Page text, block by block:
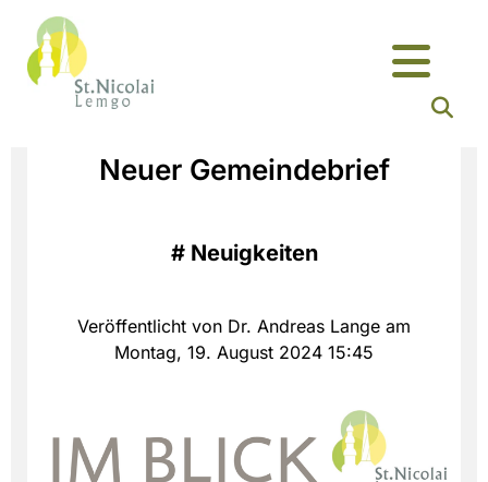
Neuer Gemeindebrief
# Neuigkeiten
Veröffentlicht von Dr. Andreas Lange am
Montag, 19. August 2024 15:45